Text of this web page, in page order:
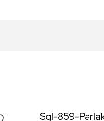
Sgl-859-